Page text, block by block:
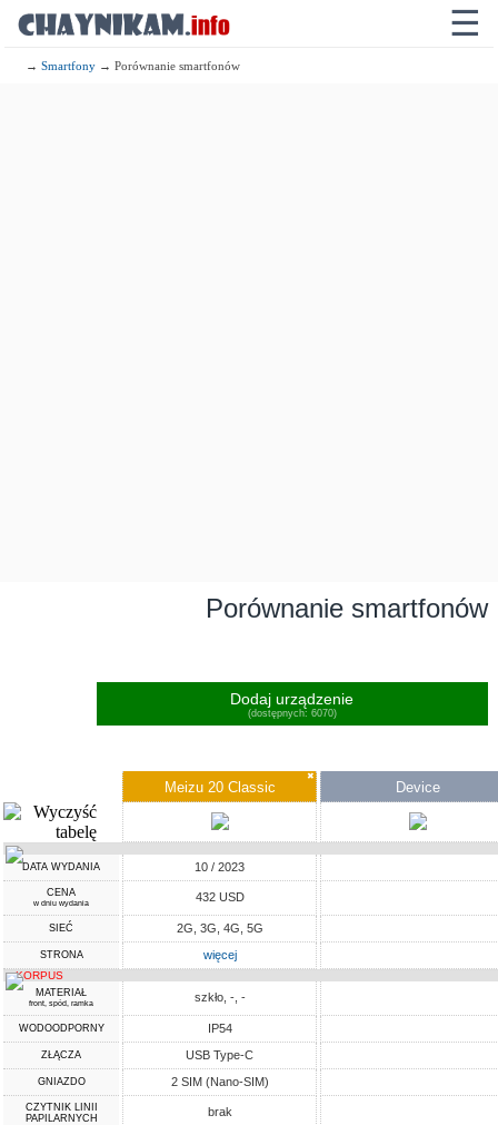
☰
→Smartfony → Porównanie smartfonów
Porównanie smartfonów
Dodaj urządzenie
(dostępnych: 6070)
✖
Meizu 20 Classic Device
DATA WYDANIA 10 / 2023
CENA
w dniu wydania 432 USD
SIEĆ 2G, 3G, 4G, 5G
STRONA więcej
KORPUS
MATERIAŁ
front, spód, ramka szkło, -, -
WODOODPORNY IP54
ZŁĄCZA USB Type-C
GNIAZDO 2 SIM (Nano-SIM)
CZYTNIK LINII
PAPILARNYCH
brak